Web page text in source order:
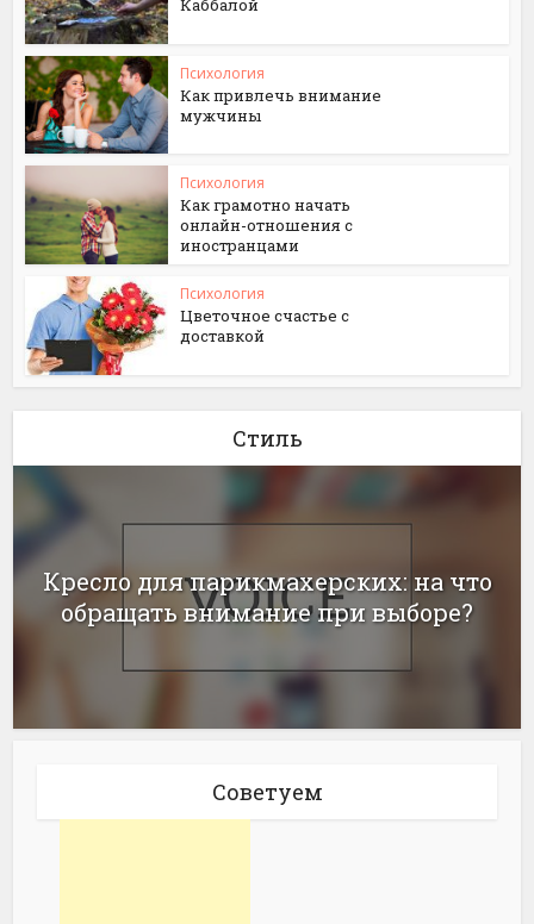
Каббалой
Психология
Как привлечь внимание
мужчины
Психология
Как грамотно начать
онлайн-отношения с
иностранцами
Психология
Цветочное счастье с
доставкой
Стиль
Кресло для парикмахерских: на что
обращать внимание при выборе?
Советуем